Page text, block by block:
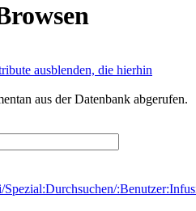
ausblenden, die hierhin
aus der Datenbank abgerufen.